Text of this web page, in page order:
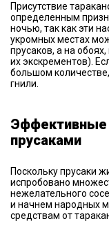
Присутствие
определенным
ночью, так как эти
укромных местах
прусаков, а на
их экскрементов).
большом
гнили.
Эффективные
прусаками
Поскольку прусаки
испробовано
нежелательного
и начнем народных
средствам от